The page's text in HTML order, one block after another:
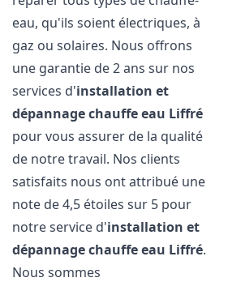
eau, qu'ils soient électriques, à
gaz ou solaires. Nous offrons
une garantie de 2 ans sur nos
services d'installation et
dépannage chauffe eau Liffré
pour vous assurer de la qualité
de notre travail. Nos clients
satisfaits nous ont attribué une
note de 4,5 étoiles sur 5 pour
notre service d'installation et
dépannage chauffe eau Liffré.
Nous sommes